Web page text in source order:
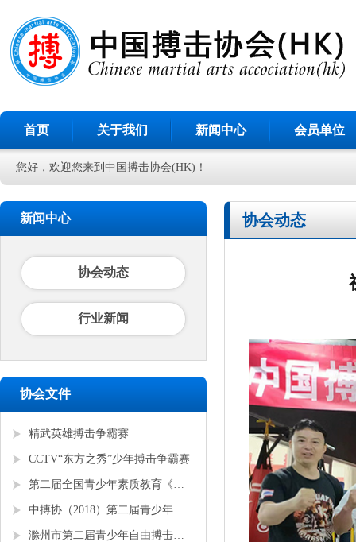
首页 关于我们 新闻中心 会员单位
您好，欢迎您来到中国搏击协会(HK)！
新闻中心
协会动态
行业新闻
协会文件
精武英雄搏击争霸赛
CCTV“东方之秀”少年搏击争霸赛
第二届全国青少年素质教育《勇者争锋》搏击锦标赛
中搏协（2018）第二届青少年锦标赛
滁州市第二届青少年自由搏击全国邀请赛
协会动态